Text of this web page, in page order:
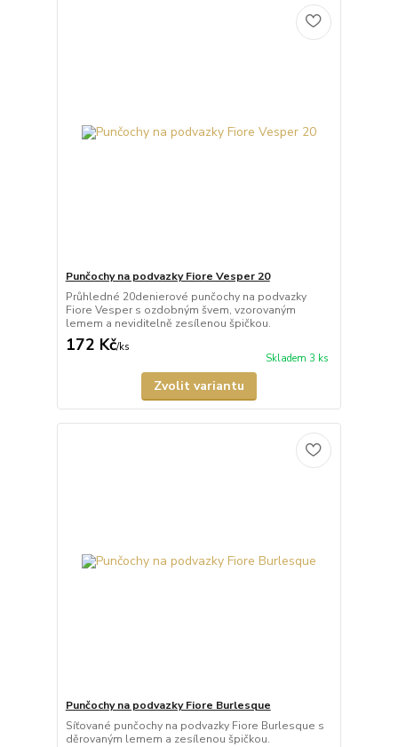
Punčochy na podvazky Fiore Vesper 20
Průhledné 20denierové punčochy na podvazky
Fiore Vesper s ozdobným švem, vzorovaným
lemem a neviditelně zesílenou špičkou.
172 Kč/ks
Skladem 3 ks
Zvolit variantu
Punčochy na podvazky Fiore Burlesque
Síťované punčochy na podvazky Fiore Burlesque s
děrovaným lemem a zesílenou špičkou.